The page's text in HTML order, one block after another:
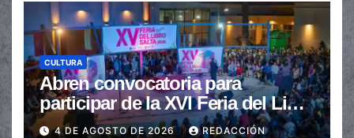
CULTURA
Abren convocatoria para
participar de la XVI Feria del Libro
de Salta
4 DE AGOSTO DE 2026 REDACCIÓN